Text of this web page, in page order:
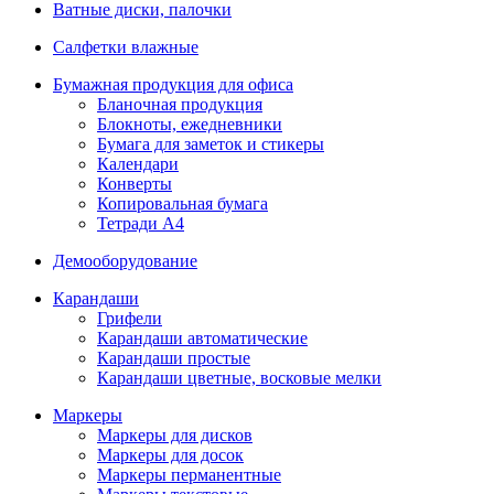
Ватные диски, палочки
Салфетки влажные
Бумажная продукция для офиса
Бланочная продукция
Блокноты, ежедневники
Бумага для заметок и стикеры
Календари
Конверты
Копировальная бумага
Тетради А4
Демооборудование
Карандаши
Грифели
Карандаши автоматические
Карандаши простые
Карандаши цветные, восковые мелки
Маркеры
Маркеры для дисков
Маркеры для досок
Маркеры перманентные